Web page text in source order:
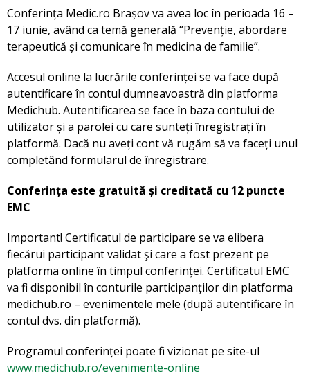
Conferința Medic.ro Brașov va avea loc în perioada 16 –
17 iunie, având ca temă generală “Prevenție, abordare
terapeutică și comunicare în medicina de familie”.
Accesul online la lucrările conferinței se va face după
autentificare în contul dumneavoastră din platforma
Medichub. Autentificarea se face în baza contului de
utilizator și a parolei cu care sunteți înregistrați în
platformă. Dacă nu aveți cont vă rugăm să va faceți unul
completând formularul de înregistrare.
Conferința este gratuită și creditată cu 12 puncte
EMC
Important! Certificatul de participare se va elibera
fiecărui participant validat şi care a fost prezent pe
platforma online în timpul conferinței. Certificatul EMC
va fi disponibil în conturile participanților din platforma
medichub.ro – evenimentele mele (după autentificare în
contul dvs. din platformă).
Programul conferinței poate fi vizionat pe site-ul
www.medichub.ro/evenimente-online